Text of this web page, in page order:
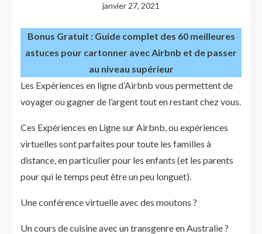
janvier 27, 2021
Bonus Gratuit : Guide complet des 60 meilleures
astuces pour cartonner avec Airbnb et de passer
au niveau supérieur
Les Expériences en ligne d’Airbnb vous permettent de
voyager ou gagner de l’argent tout en restant chez vous.
Ces Expériences en Ligne sur Airbnb, ou expériences
virtuelles sont parfaites pour toute les familles à
distance, en particulier pour les enfants (et les parents
pour qui le temps peut être un peu longuet).
Une conférence virtuelle avec des moutons ?
Un cours de cuisine avec un transgenre en Australie ?